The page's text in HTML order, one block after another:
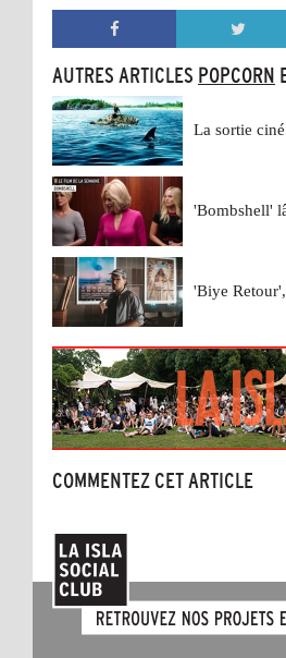
AUTRES ARTICLES POPCORN
La sortie
'Bombshell'
'Biye
COMMENTEZ CET ARTICLE